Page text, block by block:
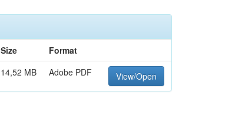
Size
Format
14,52 MB Adobe PDF View/Open